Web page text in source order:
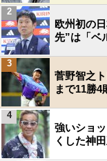
欧州初の
先”は「ベ
2
菅野智之
まで11勝
3
強いショ
くした神
4